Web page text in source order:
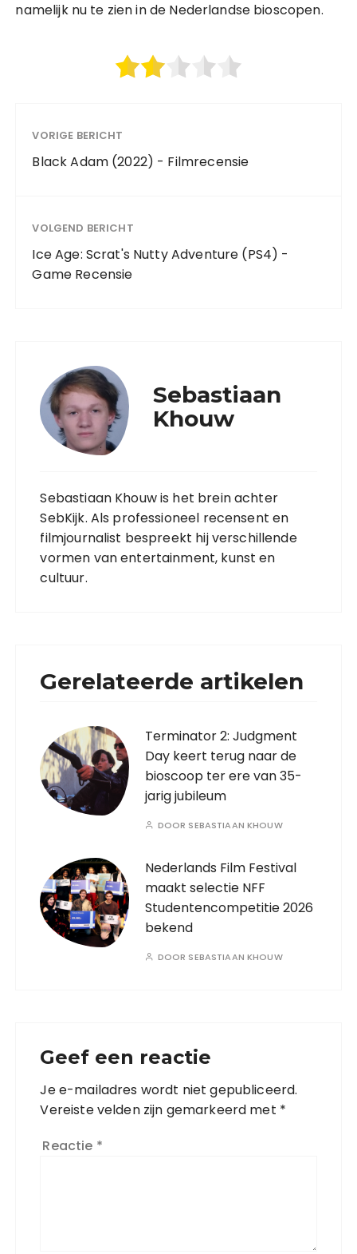
namelijk nu te zien in de Nederlandse bioscopen.
VORIGE BERICHT
Black Adam (2022) - Filmrecensie
VOLGEND BERICHT
Ice Age: Scrat's Nutty Adventure (PS4) -
Game Recensie
Sebastiaan
Khouw
Sebastiaan Khouw is het brein achter
SebKijk. Als professioneel recensent en
filmjournalist bespreekt hij verschillende
vormen van entertainment, kunst en
cultuur.
Gerelateerde artikelen
Terminator 2: Judgment
Day keert terug naar de
bioscoop ter ere van 35-
jarig jubileum
DOOR SEBASTIAAN KHOUW
Nederlands Film Festival
maakt selectie NFF
Studentencompetitie 2026
bekend
DOOR SEBASTIAAN KHOUW
Geef een reactie
Je e-mailadres wordt niet gepubliceerd.
Vereiste velden zijn gemarkeerd met *
Reactie *